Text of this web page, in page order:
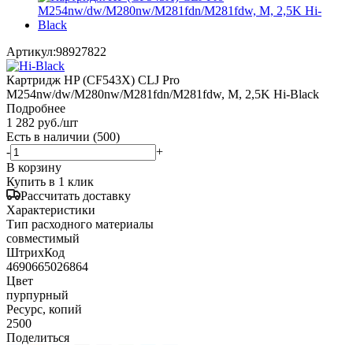
Артикул:98927822
Картридж HP (CF543X) CLJ Pro
M254nw/dw/M280nw/M281fdn/M281fdw, M, 2,5K Hi-Black
Подробнее
1 282 руб./шт
Есть в наличии (500)
-
+
В корзину
Купить в 1 клик
Рассчитать доставку
Характеристики
Тип расходного материалы
совместимый
ШтрихКод
4690665026864
Цвет
пурпурный
Ресурс, копий
2500
Поделиться